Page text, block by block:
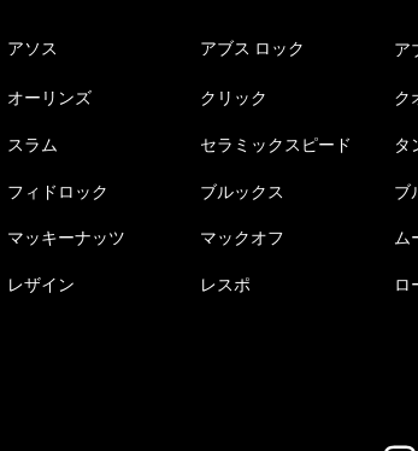
アソス アブス ロック ア
オーリンズ クリック ク
スラム セラミックスピード タ
フィドロック ブルックス ブ
マッキーナッツ マックオフ ム
レザイン レスポ ロ